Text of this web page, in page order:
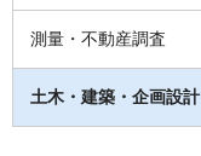
測量・不動産調査
土木・建築・企画設計